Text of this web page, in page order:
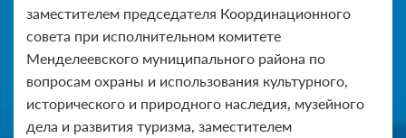
заместителем председателя Координационного
совета при исполнительном комитете
Менделеевского муниципального района по
вопросам охраны и использования культурного,
исторического и природного наследия, музейного
дела и развития туризма, заместителем